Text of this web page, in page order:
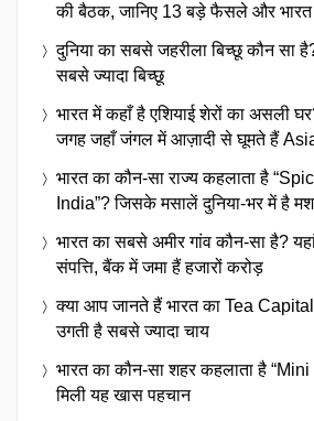
की बैठक, जानिए 13 बड़े फैसले और भारत
दुनिया का सबसे जहरीला बिच्छू कौन सा
सबसे ज्यादा बिच्छू
भारत में कहाँ है एशियाई शेरों का असली
जगह जहाँ जंगल में आज़ादी से घूमते हैं
भारत का कौन-सा राज्य कहलाता है
India”? जिसके मसालें दुनिया-भर में है
भारत का सबसे अमीर गांव कौन-सा है?
संपत्ति, बैंक में जमा हैं हजारों करोड़
क्या आप जानते हैं भारत का Tea Capital
उगती है सबसे ज्यादा चाय
भारत का कौन-सा शहर कहलाता है “Mini
मिली यह खास पहचान